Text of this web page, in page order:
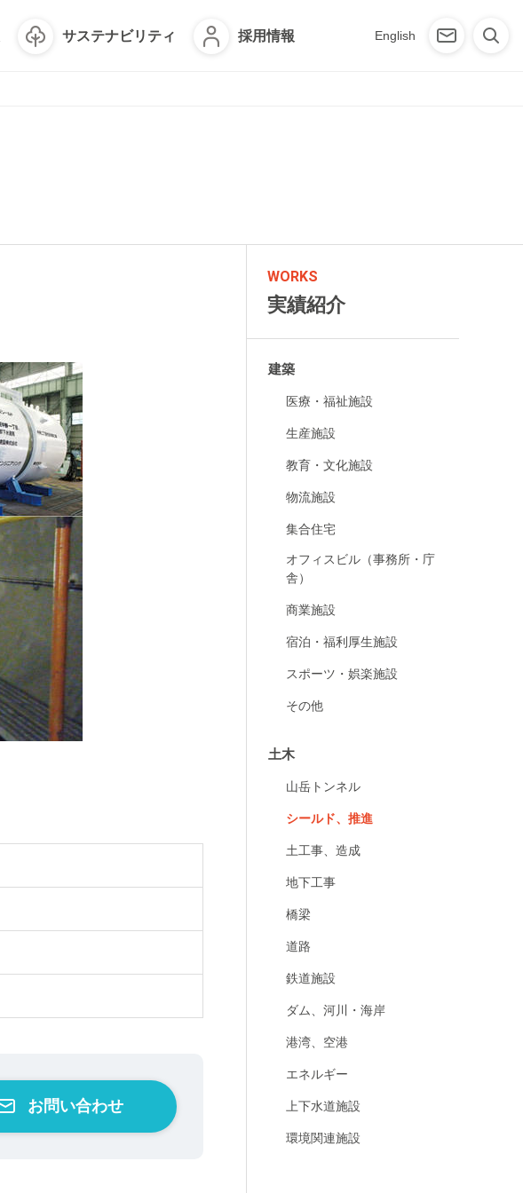
サステナビリティ 採用情報 English
WORKS
実績紹介
建築
医療・福祉施設
生産施設
教育・文化施設
物流施設
集合住宅
オフィスビル（事務所・庁
舎）
商業施設
宿泊・福利厚生施設
スポーツ・娯楽施設
その他
土木
山岳トンネル
シールド、推進
土工事、造成
地下工事
橋梁
道路
鉄道施設
ダム、河川・海岸
港湾、空港
エネルギー
上下水道施設
環境関連施設
お問い合わせ